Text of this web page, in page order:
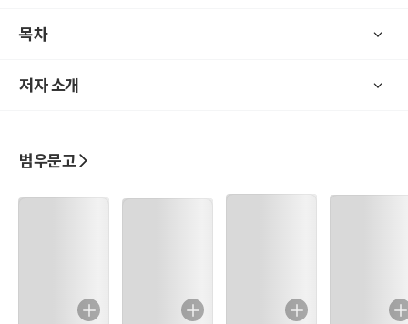
목차
저자 소개
범우문고